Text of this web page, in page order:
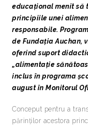
educațional menit să
principiile unei
responsabile.
de Fundația Auchan,
oferind suport
„alimentație
inclus în programa
august în Monitorul
Conceput pentru a
părinților acestora